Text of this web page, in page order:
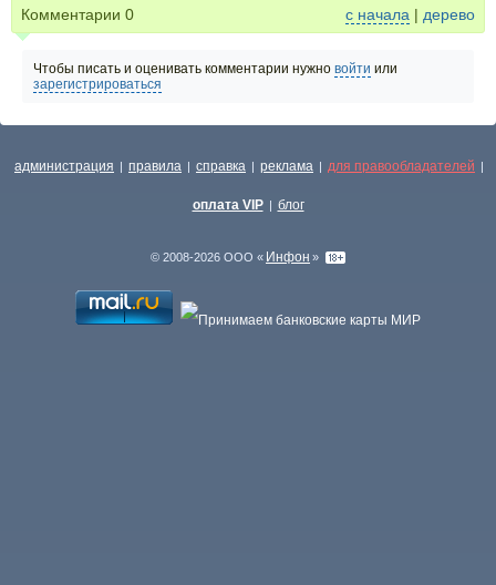
Комментарии 0 с начала | дерево
Чтобы писать и оценивать комментарии нужно войти или
зарегистрироваться
администрация | правила | справка | реклама | для правообладателей |
оплата VIP | блог
© 2008-2026 ООО « Инфон »